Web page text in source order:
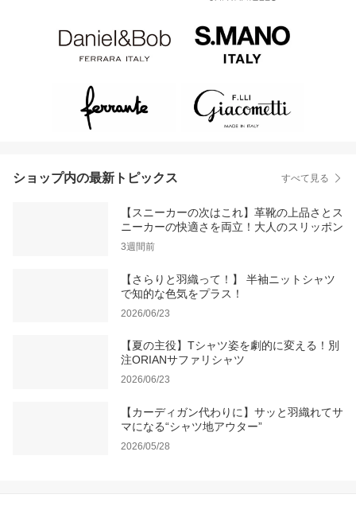
ショップ内の最新トピックス すべて見る
【スニーカーの次はこれ】革靴の上品さとス
ニーカーの快適さを両立！大人のスリッポン
3週間前
【さらりと羽織って！】 半袖ニットシャツ
で知的な色気をプラス！
2026/06/23
【夏の主役】Tシャツ姿を劇的に変える！別
注ORIANサファリシャツ
2026/06/23
【カーディガン代わりに】サッと羽織れてサ
マになる“シャツ地アウター”
2026/05/28